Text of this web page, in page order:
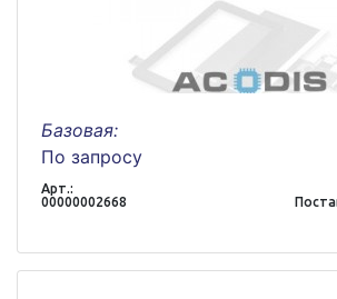
Базовая:
По запросу
Арт.:
00000002668